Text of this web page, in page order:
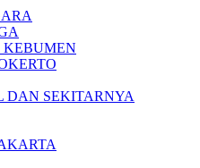
KEBUMEN
DAN SEKITARNYA